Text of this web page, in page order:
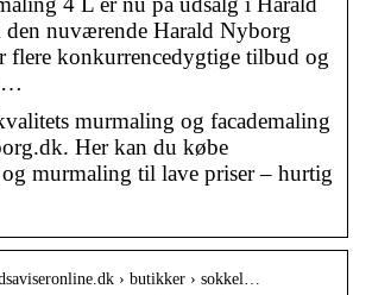
nuværende Harald Nyborg
flere konkurrencedygtige tilbud og
…
murmaling og facademaling
Her kan du købe
murmaling til lave priser – hurtig
› butikker › sokkel…